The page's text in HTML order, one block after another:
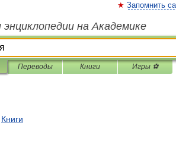
Запомнить
энциклопедии на Академике
Переводы Книги Игры ⚽
Книги